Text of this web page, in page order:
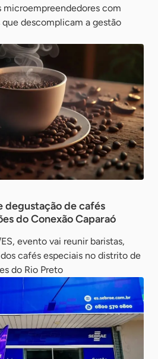
microempreendedores com
descomplicam a gestão
degustação de cafés
do Conexão Caparaó
evento vai reunir baristas,
cafés especiais no distrito de
do Rio Preto